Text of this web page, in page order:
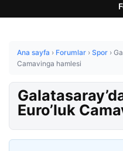
Ana sayfa › Forumlar › Spor ›
Camavinga hamlesi
Euro’luk